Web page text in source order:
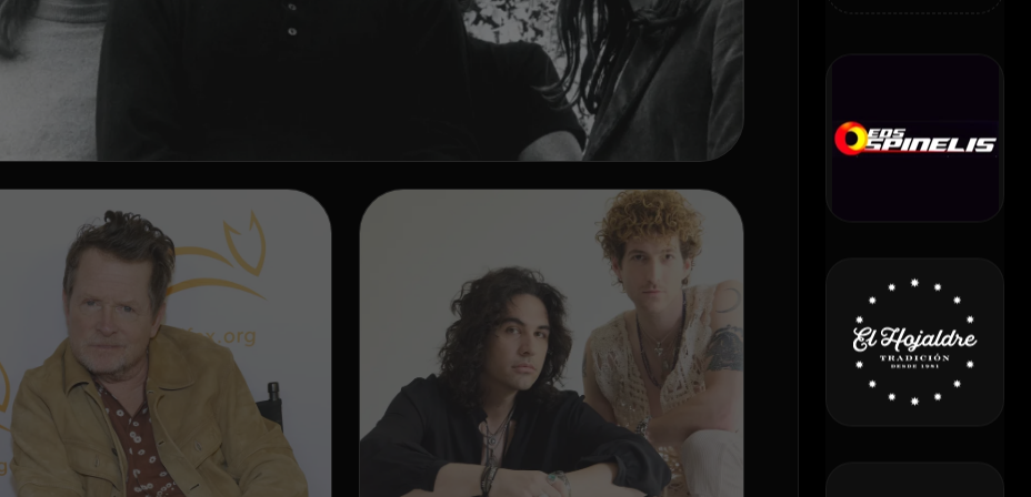
NOTICIAS
¡HAGAMOS RUIDO! PINK
FLOYD ABRE SU BÓVEDA
SECRETA: JOYAS INÉDITAS Y
UN SOLO DE CULTO
¡Atención, melómanos! Los dioses del rock progresivo han decidido abrir